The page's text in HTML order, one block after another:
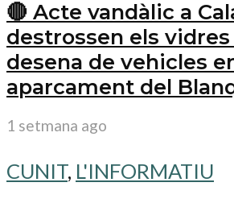
🔴 Acte vandàlic a
destrossen els vidres
desena de vehicles
aparcament del
1 setmana ago
CUNIT, L'INFORMATIU